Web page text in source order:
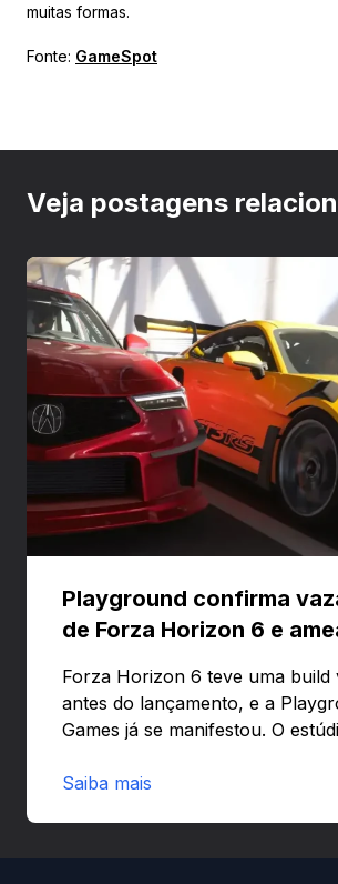
muitas formas.
Fonte: GameSpot
Veja postagens
Playground confirma
de Forza Horizon 6 e
Forza Horizon 6 teve uma build
antes do lançamento, e a
Games já se manifestou. O
preload e avisa que quem usar
Saiba mais